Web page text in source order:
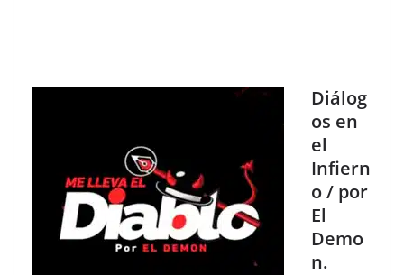
Diálog
os en
el
Infiern
o / por
El
Demo
n.